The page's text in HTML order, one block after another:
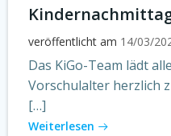
veröffentlicht am 14/03/
Das KiGo-Team lädt
Vorschulalter herzlich
[…]
Weiterlesen